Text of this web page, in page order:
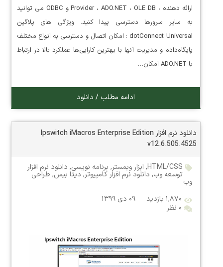
ارائه دهنده ، Provider ، ADO.NET ، OLE DB و ODBC می توانید
به سایر سرورها دسترسی پیدا کنید. ویژگی های پلاگین
dotConnect Universal : امکان اتصال و دسترسی به انواع مختلف
پایگاه‌داده و مدیریت آنها با بهترین کارایی‌ها عملکرد بالا در ارتباط
با ADO.NET امکان…
ادامه مطلب / دانلود
دانلود نرم افزار Ipswitch iMacros Enterprise Edition
v12.6.505.4525
HTML/CSS
, ابزار وبمستر, برنامه نویسی, دانلود نرم افزار
توسعه وب, دانلود نرم افزار کامپیوتر, دیتا بیس, طراحی
وب
۱,۸۷۰ بازدید
۰۹ دی ۱۳۹۹
۰ نظر